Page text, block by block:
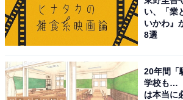
ソルビンによると、内容量は液体約1
いい、あたたかいドリンクと一緒に2
がら食べるのがおすすめだそうです。
商品情報
い、「業
いかわ』
8選
20年間「
学校も…
は本当に